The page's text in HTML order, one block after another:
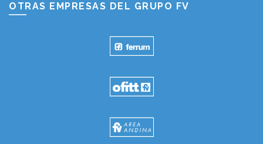
OTRAS EMPRESAS DEL GRUPO FV